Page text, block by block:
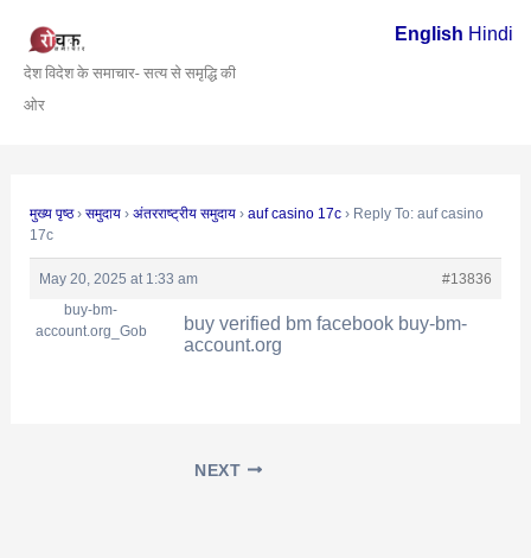
content
देश विदेश के समाचार- सत्य से समृद्धि की
ओर
मुख्य पृष्ठ › समुदाय › अंतरराष्ट्रीय समुदाय › auf casino 17c › Reply To: auf casino
17c
May 20, 2025 at 1:33 am
#13836
buy-bm-
account.org_Gob
buy verified bm facebook buy-bm-
account.org
navigation
NEXT
English Hindi